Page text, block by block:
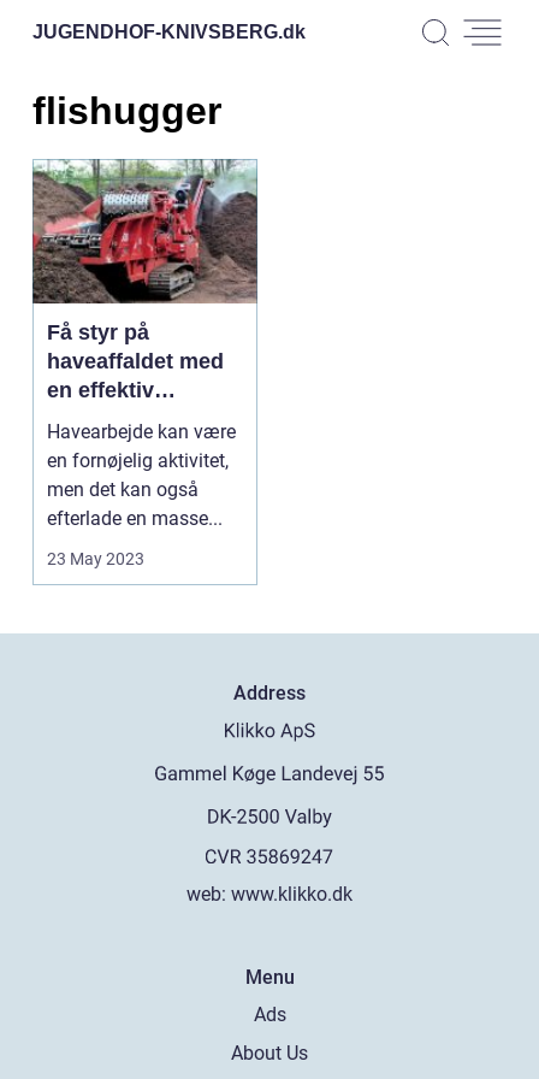
JUGENDHOF-KNIVSBERG.dk
flishugger
Få styr på
haveaffaldet med
en effektiv
flishugger i
Holstebro
Havearbejde kan være
en fornøjelig aktivitet,
men det kan også
efterlade en masse...
23 May 2023
Address
web: www.klikko.dk
Menu
Ads
About Us